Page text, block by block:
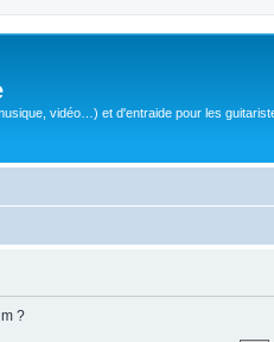
vidéo…) et d'entraide pour les
?